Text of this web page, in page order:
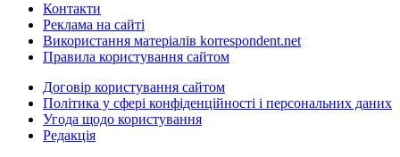
Контакти
Реклама на сайті
Використання матеріалів korrespondent.net
Правила користування сайтом
Договір користування сайтом
Політика у сфері конфіденційності і персональних даних
Угода щодо користування
Редакція